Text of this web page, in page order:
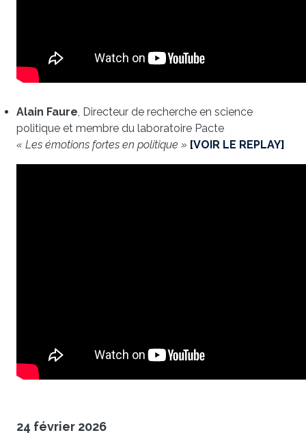
Alain Faure, Directeur de recherche en science
politique et membre du laboratoire Pacte
« Les émotions fortes en politique » [VOIR LE REPLAY]
24 février 2026